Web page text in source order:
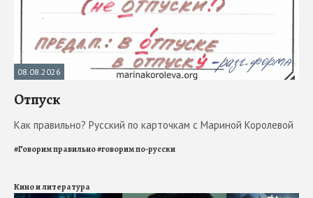
08.08.2026
Отпуск
Как правильно? Русский по карточкам с Мариной Королевой
#Говорим правильно#говорим по-русски
Кино и литература